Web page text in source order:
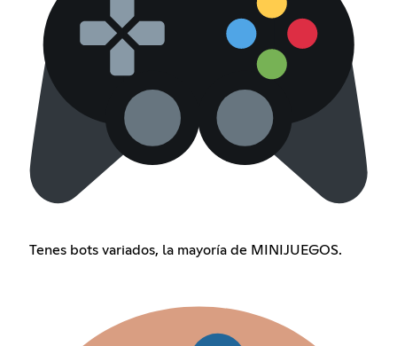
Tenes bots variados, la mayoría de MINIJUEGOS.